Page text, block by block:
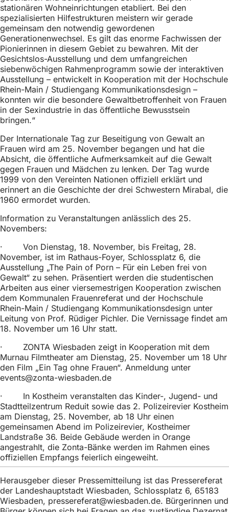
stationären Wohneinrichtungen etabliert. Bei den
spezialisierten Hilfestrukturen meistern wir gerade
gemeinsam den notwendig gewordenen
Generationenwechsel. Es gilt das enorme Fachwissen der
Pionierinnen in diesem Gebiet zu bewahren. Mit der
Gesichtslos-Ausstellung und dem umfangreichen
siebenwöchigen Rahmenprogramm sowie der interaktiven
Ausstellung – entwickelt in Kooperation mit der Hochschule
Rhein-Main / Studiengang Kommunikationsdesign –
konnten wir die besondere Gewaltbetroffenheit von Frauen
in der Sexindustrie in das öffentliche Bewusstsein
bringen.“
Der Internationale Tag zur Beseitigung von Gewalt an
Frauen wird am 25. November begangen und hat die
Absicht, die öffentliche Aufmerksamkeit auf die Gewalt
gegen Frauen und Mädchen zu lenken. Der Tag wurde
1999 von den Vereinten Nationen offiziell erklärt und
erinnert an die Geschichte der drei Schwestern Mirabal, die
1960 ermordet wurden.
Information zu Veranstaltungen anlässlich des 25.
Novembers:
· Von Dienstag, 18. November, bis Freitag, 28.
November, ist im Rathaus-Foyer, Schlossplatz 6, die
Ausstellung „The Pain of Porn – Für ein Leben frei von
Gewalt“ zu sehen. Präsentiert werden die studentischen
Arbeiten aus einer viersemestrigen Kooperation zwischen
dem Kommunalen Frauenreferat und der Hochschule
Rhein-Main / Studiengang Kommunikationsdesign unter
Leitung von Prof. Rüdiger Pichler. Die Vernissage findet am
18. November um 16 Uhr statt.
· ZONTA Wiesbaden zeigt in Kooperation mit dem
Murnau Filmtheater am Dienstag, 25. November um 18 Uhr
den Film „Ein Tag ohne Frauen“. Anmeldung unter
events
zonta-wiesbaden de
· In Kostheim veranstalten das Kinder-, Jugend- und
Stadtteilzentrum Reduit sowie das 2. Polizeirevier Kostheim
am Dienstag, 25. November, ab 18 Uhr einen
gemeinsamen Abend im Polizeirevier, Kostheimer
Landstraße 36. Beide Gebäude werden in Orange
angestrahlt, die Zonta-Bänke werden im Rahmen eines
offiziellen Empfangs feierlich eingeweiht.
Herausgeber dieser Pressemitteilung ist das Pressereferat
der Landeshauptstadt Wiesbaden, Schlossplatz 6, 65183
Wiesbaden, pressereferat wiesbaden de. Bürgerinnen und